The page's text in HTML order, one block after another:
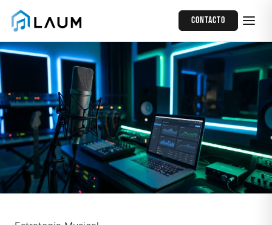
Contacto